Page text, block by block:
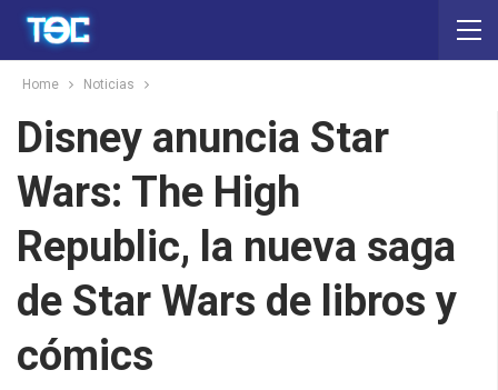
Home Noticias
Disney anuncia Star
Wars: The High
Republic, la nueva saga
de Star Wars de libros y
cómics